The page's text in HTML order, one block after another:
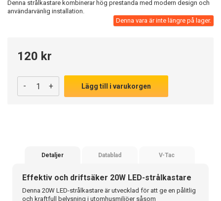
Denna strålkastare kombinerar hög prestanda med modern design och
användarvänlig installation.
Denna vara är inte längre på lager.
120 kr
- + Lägg till i varukorgen
Detaljer Datablad V-Tac
Effektiv och driftsäker 20W LED-strålkastare
Denna 20W LED-strålkastare är utvecklad för att ge en pålitlig
och kraftfull belysning i utomhusmiljöer såsom